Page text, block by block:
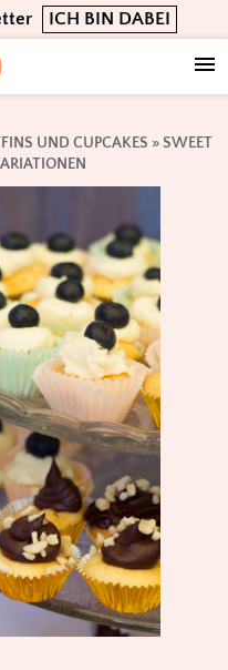
ICH BIN DABEI
UND CUPCAKES »SWEET